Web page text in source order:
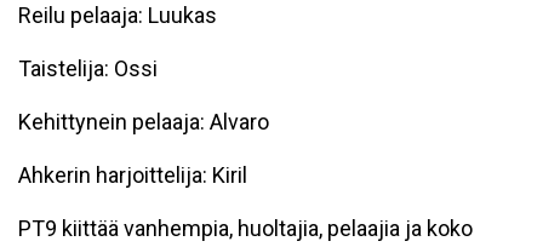
Reilu pelaaja: Luukas
Taistelija: Ossi
Kehittynein pelaaja: Alvaro
Ahkerin harjoittelija: Kiril
PT9 kiittää vanhempia, huoltajia, pelaajia ja koko